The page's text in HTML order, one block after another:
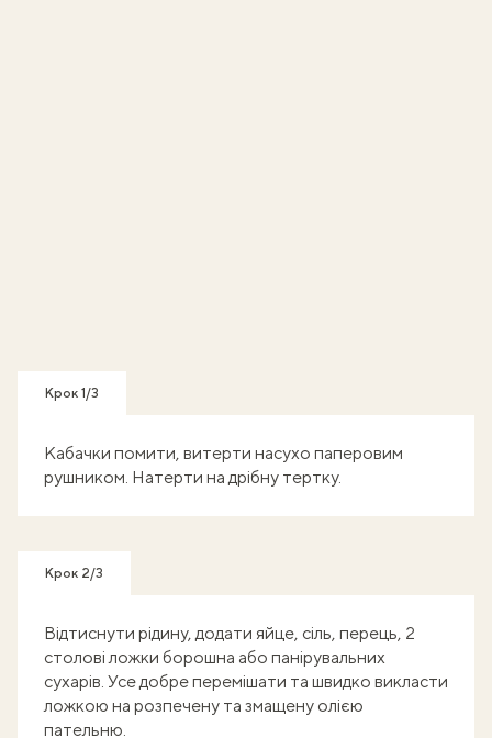
Крок 1/3
Кабачки помити, витерти насухо паперовим
рушником. Натерти на дрібну тертку.
Крок 2/3
Відтиснути рідину, додати яйце, сіль, перець, 2
столові ложки борошна або панірувальних
сухарів. Усе добре перемішати та швидко викласти
ложкою на розпечену та змащену олією
пательню.